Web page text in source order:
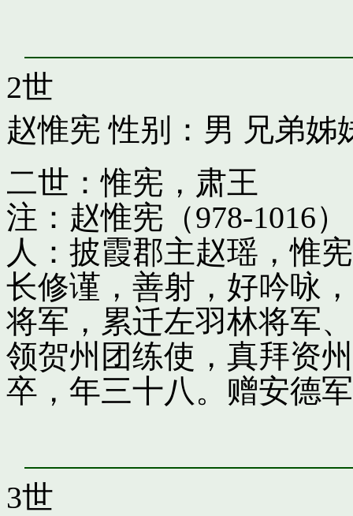
2世
赵惟宪 性别：男 兄弟姊
二世：惟宪，肃王
注：赵惟宪（978-1016
人：披霞郡主赵瑶，惟
长修谨，善射，好吟咏
将军，累迁左羽林将军
领贺州团练使，真拜资
卒，年三十八。赠安德
3世